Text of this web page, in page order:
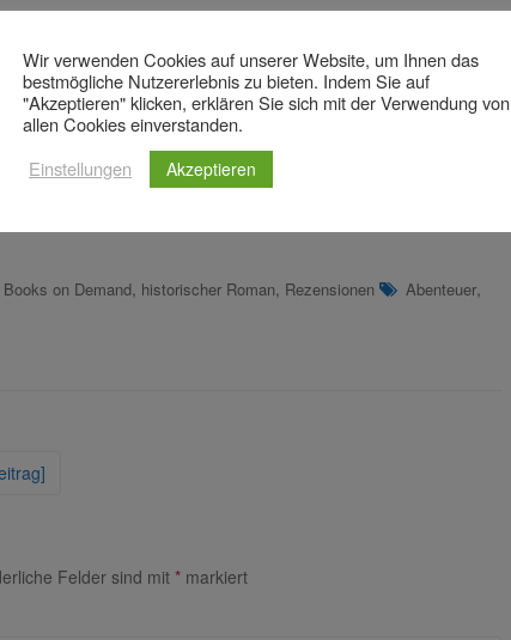
Books on Demand, historischer Roman, Rezensionen Abenteuer,
Felder sind mit* markiert
Wir verwenden Cookies auf unserer Website, um Ihnen das
bestmögliche Nutzererlebnis zu bieten. Indem Sie auf
"Akzeptieren" klicken, erklären Sie sich mit der Verwendung von
allen Cookies einverstanden.
Einstellungen
Akzeptieren